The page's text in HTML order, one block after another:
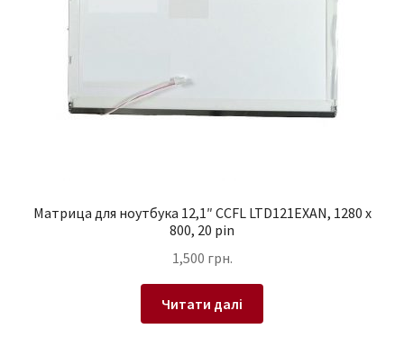
Матрица для ноутбука 12,1″ CCFL LTD121EXAN, 1280 x
800, 20 pin
1,500 грн.
Читати далі